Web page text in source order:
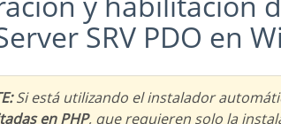
SRV PDO en
Si está utilizando el instalador
en PHP, que requieren solo la